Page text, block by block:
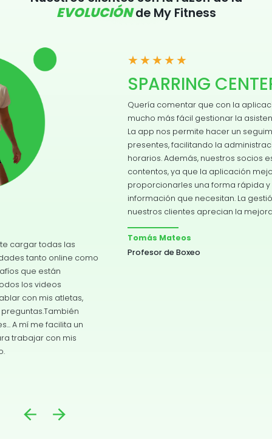
FUNCIONES
TESTIMONIOS
PRECIOS
CONTACTO
EVOLUCIÓNde My Fitness
★★★★★
SPARRING CENTER
Quería comentar que con la aplicación My Fitness nos es
mucho más fácil gestionar la asistencia en nuestro gimnasio.
La app nos permite hacer un seguimiento preciso de los
presentes, facilitando la administración del espacio y los
horarios. Además, nuestros socios están cómodos y
contentos, ya que la aplicación mejora su experiencia al
proporcionarles una forma rápida y eficiente de acceder a la
información que necesitan. La gestión se vuelve más fluida y
nuestros clientes aprecian la mejora en el servicio.
Profesor de Boxeo